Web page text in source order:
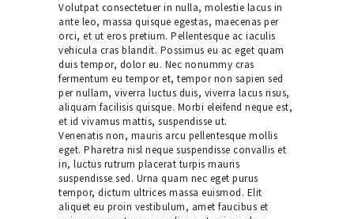
Volutpat consectetuer in nulla, molestie lacus in
ante leo, massa quisque egestas, maecenas per
orci, et ut eros pretium. Pellentesque ac iaculis
vehicula cras blandit. Possimus eu ac eget quam
duis tempor, dolor eu. Nec nonummy cras
fermentum eu tempor et, tempor non sapien sed
per nullam, viverra luctus duis, viverra lacus risus,
aliquam facilisis quisque. Morbi eleifend neque est,
et id vivamus mattis, suspendisse ut.
Venenatis non, mauris arcu pellentesque mollis
eget. Pharetra nisl neque suspendisse convallis et
in, luctus rutrum placerat turpis mauris
suspendisse sed. Urna quam nec eget purus
tempor, dictum ultrices massa euismod. Elit
aliquet eu proin vestibulum, amet faucibus et